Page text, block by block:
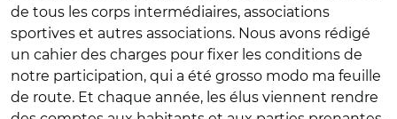
de tous les corps intermédiaires, associations
sportives et autres associations. Nous avons rédigé
un cahier des charges pour fixer les conditions de
notre participation, qui a été grosso modo ma feuille
de route. Et chaque année, les élus viennent rendre